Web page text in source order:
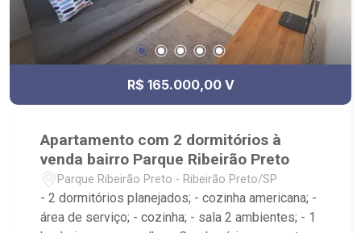
R$ 165.000,00 V
Apartamento com 2 dormitórios à
venda bairro Parque Ribeirão Preto
Parque Ribeirão Preto - Ribeirão Preto/SP
- 2 dormitórios planejados; - cozinha americana; -
área de serviço; - cozinha; - sala 2 ambientes; - 1